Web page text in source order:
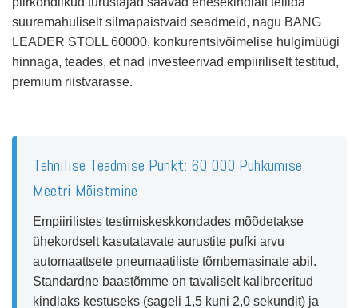
suuremahuliselt silmapaistvaid seadmeid, nagu BANG
LEADER STOLL 60000, konkurentsivõimelise hulgimüügi
hinnaga, teades, et nad investeerivad empiiriliselt testitud,
premium riistvarasse.
Tehnilise Teadmise Punkt: 60 000 Puhkumise
Meetri Mõistmine
Empiirilistes testimiskeskkondades mõõdetakse
ühekordselt kasutatavate aurustite pufki arvu
automaattsete pneumaatiliste tõmbemasinate abil.
Standardne baastõmme on tavaliselt kalibreeritud
kindlaks kestuseks (sageli 1,5 kuni 2,0 sekundit) ja